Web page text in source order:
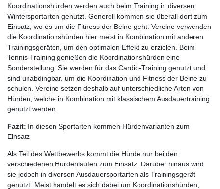
Koordinationshürden werden auch beim Training in diversen
Wintersportarten genutzt. Generell kommen sie überall dort zum
Einsatz, wo es um die Fitness der Beine geht. Vereine verwenden
die Koordinationshürden hier meist in Kombination mit anderen
Trainingsgeräten, um den optimalen Effekt zu erzielen. Beim
Tennis-Training genießen die Koordinationshürden eine
Sonderstellung. Sie werden für das Cardio-Training genutzt und
sind unabdingbar, um die Koordination und Fitness der Beine zu
schulen. Vereine setzen deshalb auf unterschiedliche Arten von
Hürden, welche in Kombination mit klassischem Ausdauertraining
genutzt werden.
Fazit: In diesen Sportarten kommen Hürdenvarianten zum
Einsatz
Als Teil des Wettbewerbs kommt die Hürde nur bei den
verschiedenen Hürdenläufen zum Einsatz. Darüber hinaus wird
sie jedoch in diversen Ausdauersportarten als Trainingsgerät
genutzt. Meist handelt es sich dabei um Koordinationshürden,